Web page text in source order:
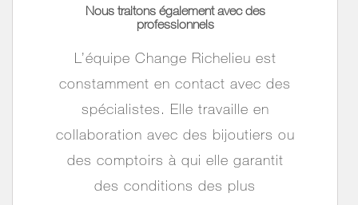
Nous traitons également avec des
professionnels
L’équipe Change Richelieu est
constamment en contact avec des
spécialistes. Elle travaille en
collaboration avec des bijoutiers ou
des comptoirs à qui elle garantit
des conditions des plus